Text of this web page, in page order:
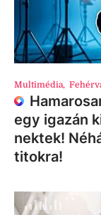
Multimédia,
egy igazán
nektek!
titokra!